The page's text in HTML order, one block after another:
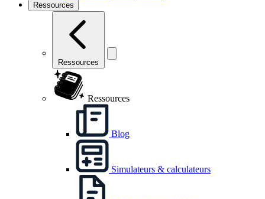
Ressources
Ressources
Ressources
Blog
Simulateurs & calculateurs